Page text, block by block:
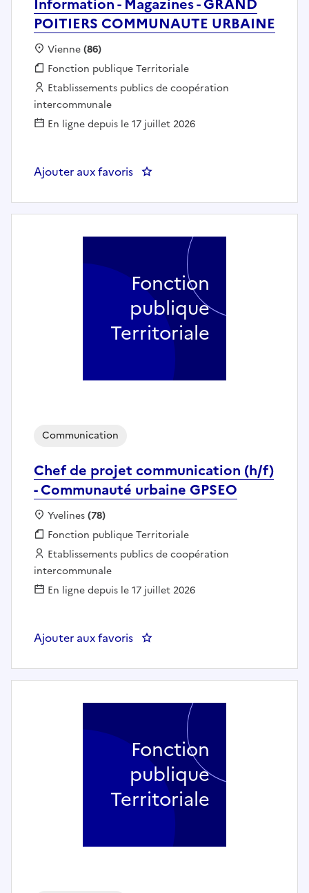
POITIERS COMMUNAUTE URBAINE
Localisation :
Vienne(86)
Fonction publique :
Fonction publique Territoriale
Employeur :
Etablissements publics de coopération
intercommunale
En ligne depuis le 17 juillet 2026
Ajouter aux favoris : Un ou Une Responsable du
Chef de projet communication (h/f)
- Communauté urbaine GPSEO
Communication
Localisation :
Yvelines(78)
Fonction publique :
Fonction publique Territoriale
Employeur :
Etablissements publics de coopération
intercommunale
En ligne depuis le 17 juillet 2026
Ajouter aux favoris : Chef de projet
Fonction
publique
Territoriale
Fonction
publique
Territoriale